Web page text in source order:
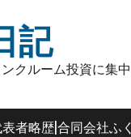
記
クルーム投資に
者略歴|合同会社ふ